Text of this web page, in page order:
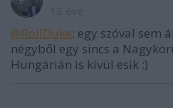
@RollDuke: egy szóval sem
négyből egy sincs a
Hungárián is kívül esik :)